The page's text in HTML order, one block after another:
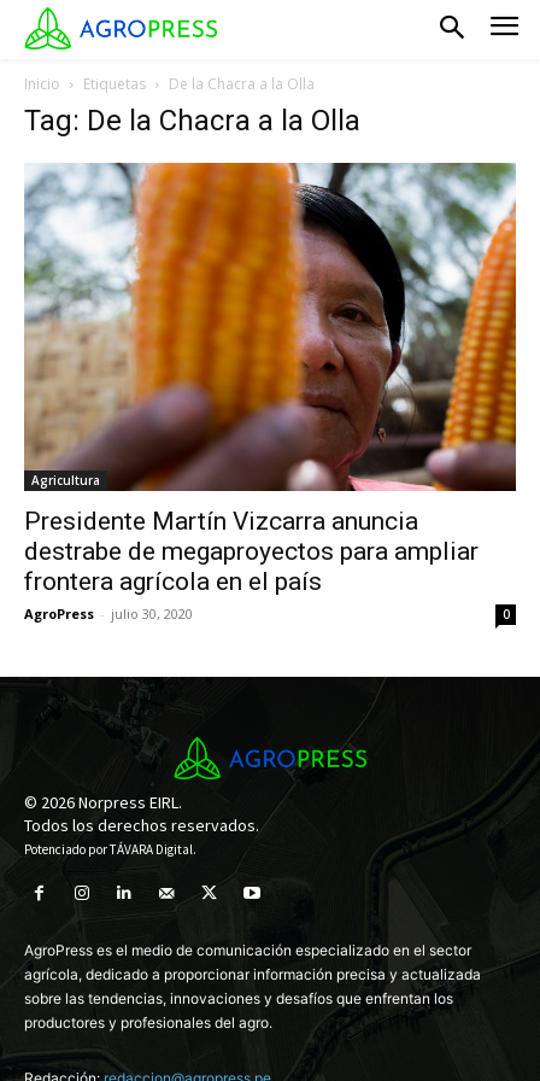
Inicio Etiquetas De la Chacra a la Olla
Tag: De la Chacra a la Olla
Agricultura
Presidente Martín Vizcarra anuncia
destrabe de megaproyectos para ampliar
frontera agrícola en el país
AgroPress - julio 30, 2020 0
© 2026 Norpress EIRL.
Todos los derechos reservados.
Potenciado porTÁVARA Digital.
AgroPress es el medio de comunicación especializado en el sector
agrícola, dedicado a proporcionar información precisa y actualizada
sobre las tendencias, innovaciones y desafíos que enfrentan los
productores y profesionales del agro.